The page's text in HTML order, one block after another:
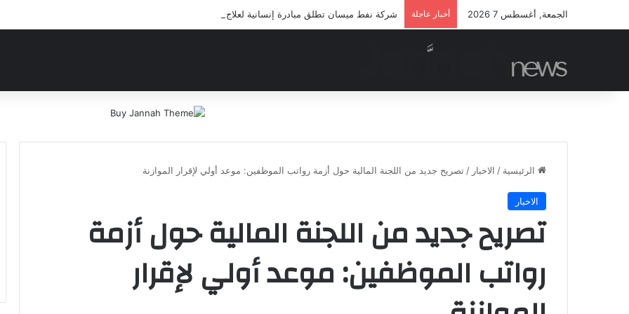
الجمعة, أغسطس 7 2026 أخبار عاجلة شركة نفط ميسان تطلق مبادرة إنسانية لعلاج أيتام مدرسة كافل اليتيم
الرئيسية / الاخبار / تصريح جديد من اللجنة المالية حول أزمة رواتب الموظفين: موعد أولي لإقرار الموازنة
الاخبار
تصريح جديد من اللجنة المالية حول أزمة
رواتب الموظفين: موعد أولي لإقرار